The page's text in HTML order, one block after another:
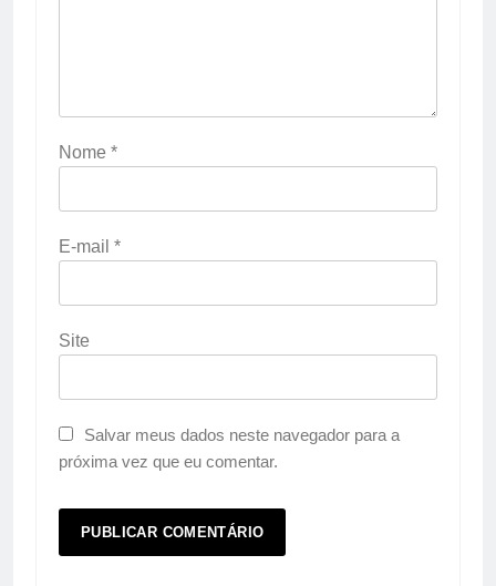
Nome *
E-mail *
Site
Salvar meus dados neste navegador para a
próxima vez que eu comentar.